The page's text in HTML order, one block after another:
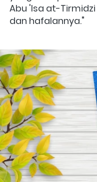
Abu 'Isa at-
dan hafalannya."